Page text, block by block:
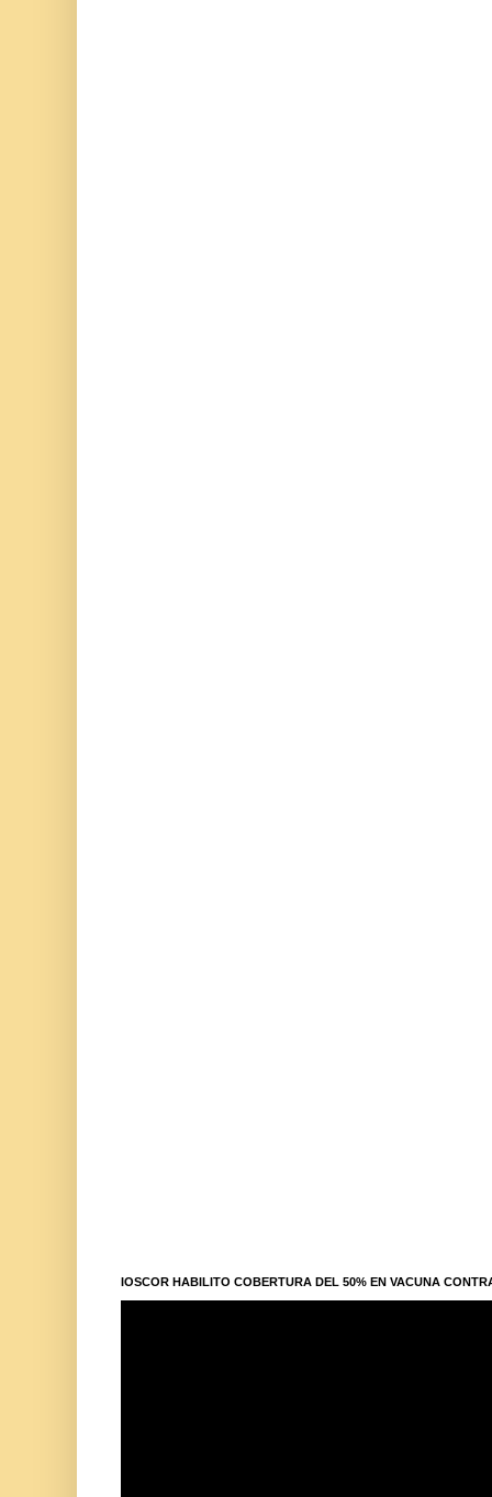
IOSCOR HABILITO COBERTURA DEL 50% EN VACUNA